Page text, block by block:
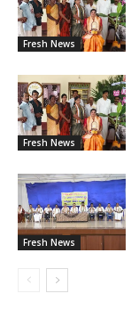
Fresh News
Fresh News
Fresh News